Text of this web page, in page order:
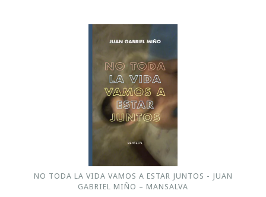
NO TODA LA VIDA VAMOS A ESTAR JUNTOS - JUAN
GABRIEL MIÑO – MANSALVA